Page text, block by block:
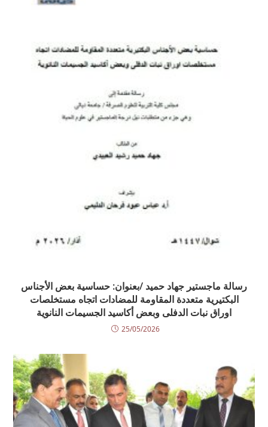
رسالة ماجستير جهاد حميد /بعنوان: حساسية بعض الأجناس
البكتيرية متعددة المقاومة للمضادات اتجاه مستخلصات
اوراق نبات الدفلى وبعض أكاسيد الجسيمات النانوية
25/05/2026